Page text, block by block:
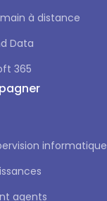
à distance
Data
365
informatique
agents